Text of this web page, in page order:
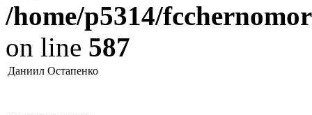
/home/p5314/
on line 587
Даниил Остапенко